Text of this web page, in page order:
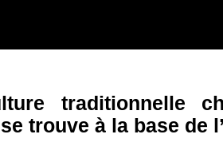
traditionnelle
trouve à la base de